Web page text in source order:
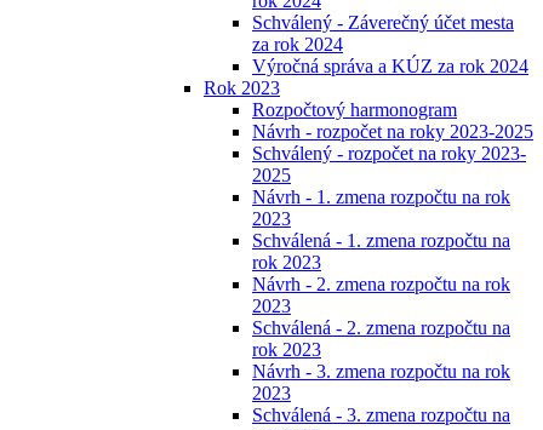
Schválený - Záverečný účet mesta
za rok 2024
Výročná správa a KÚZ za rok 2024
Rok 2023
Rozpočtový harmonogram
Návrh - rozpočet na roky 2023-2025
Schválený - rozpočet na roky 2023-
2025
Návrh - 1. zmena rozpočtu na rok
2023
Schválená - 1. zmena rozpočtu na
rok 2023
Návrh - 2. zmena rozpočtu na rok
2023
Schválená - 2. zmena rozpočtu na
rok 2023
Návrh - 3. zmena rozpočtu na rok
2023
Schválená - 3. zmena rozpočtu na